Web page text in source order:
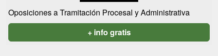
Oposiciones a Tramitación Procesal y Administrativa
+ info gratis